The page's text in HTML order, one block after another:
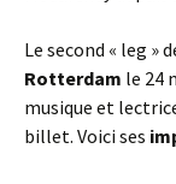
Le second « leg »
Rotterdam le 24
musique et
billet. Voici ses